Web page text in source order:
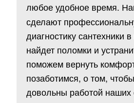
любое удобное время.
сделают
диагностику сантехники
найдет поломки и
поможем вернуть
позаботимся, о том,
довольны работой наших